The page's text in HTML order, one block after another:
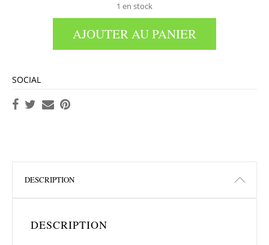
1 en stock
AJOUTER AU PANIER
SOCIAL
DESCRIPTION
DESCRIPTION